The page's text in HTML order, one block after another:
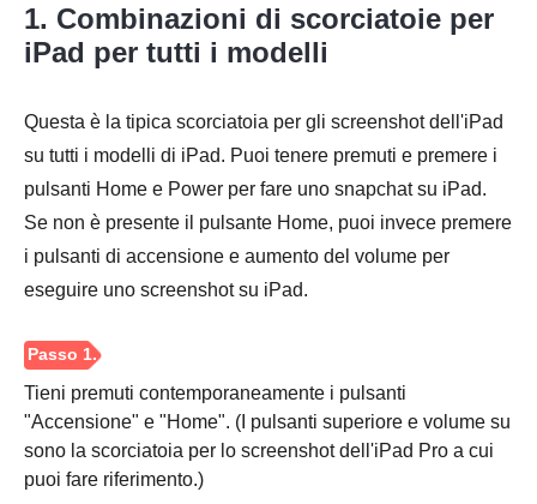
1. Combinazioni di scorciatoie per
iPad per tutti i modelli
Questa è la tipica scorciatoia per gli screenshot dell'iPad
su tutti i modelli di iPad. Puoi tenere premuti e premere i
pulsanti Home e Power per fare uno snapchat su iPad.
Se non è presente il pulsante Home, puoi invece premere
i pulsanti di accensione e aumento del volume per
eseguire uno screenshot su iPad.
Tieni premuti contemporaneamente i pulsanti
"Accensione" e "Home". (I pulsanti superiore e volume su
sono la scorciatoia per lo screenshot dell'iPad Pro a cui
puoi fare riferimento.)